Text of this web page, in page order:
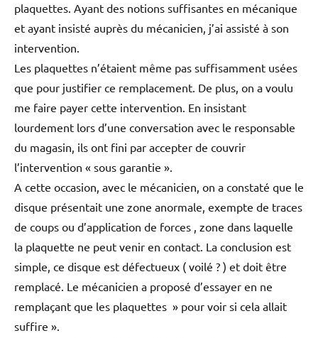
plaquettes. Ayant des notions suffisantes en mécanique
et ayant insisté auprès du mécanicien, j’ai assisté à son
intervention.
Les plaquettes n’étaient même pas suffisamment usées
que pour justifier ce remplacement. De plus, on a voulu
me faire payer cette intervention. En insistant
lourdement lors d’une conversation avec le responsable
du magasin, ils ont fini par accepter de couvrir
l’intervention « sous garantie ».
A cette occasion, avec le mécanicien, on a constaté que le
disque présentait une zone anormale, exempte de traces
de coups ou d’application de forces , zone dans laquelle
la plaquette ne peut venir en contact. La conclusion est
simple, ce disque est défectueux ( voilé ? ) et doit être
remplacé. Le mécanicien a proposé d’essayer en ne
remplaçant que les plaquettes » pour voir si cela allait
suffire ».